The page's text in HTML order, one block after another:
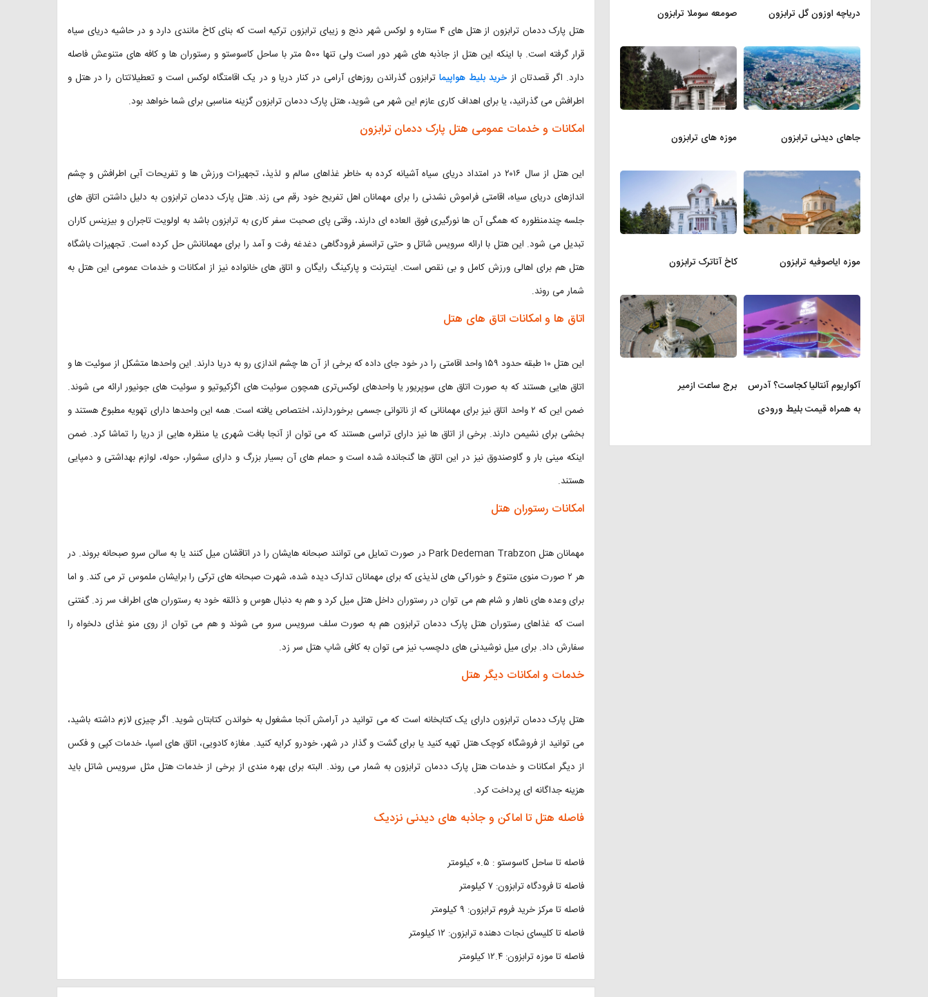
هتل پارک ددمان ترابزون از هتل های ۴ ستاره و لوکس شهر دنج و زیبای ترابزون ترکیه است که بنای کاخ مانندی دارد و در حاشیه دریای سیاه
قرار گرفته است. با اینکه این هتل از جاذبه های شهر دور است ولی تنها ۵۰۰ متر با ساحل کاسوستو و رستوران ها و کافه های متنوعش فاصله
دارد. اگر قصدتان از خرید بلیط هواپیماترابزون گذراندن روزهای آرامی در کنار دریا و در یک اقامتگاه لوکس است و تعطیلاتتان را در هتل و
اطرافش می گذرانید، یا برای اهداف کاری عازم این شهر می شوید،‌ هتل پارک ددمان ترابزون گزینه مناسبی برای شما خواهد بود.
امکانات و خدمات عمومی هتل پارک ددمان ترابزون
این هتل از سال ۲۰۱۶ در امتداد دریای سیاه آشیانه کرده به خاطر غذاهای سالم و لذیذ، تجهیزات ورزش ها و تفریحات آبی اطرافش و چشم
اندازهای دریای سیاه، اقامتی فراموش نشدنی را برای مهمانان اهل تفریح خود رقم می زند. هتل پارک ددمان ترابزون به دلیل داشتن اتاق های
جلسه چندمنظوره که همگی آن ها نورگیری فوق العاده ای دارند، وقتی پای صحبت سفر کاری به ترابزون باشد به اولویت تاجران و بیزینس کاران
تبدیل می شود. این هتل با ارائه سرویس شاتل و حتی ترانسفر فرودگاهی دغدغه رفت و آمد را برای مهمانانش حل کرده است. تجهیزات باشگاه
هتل هم برای اهالی ورزش کامل و بی نقص است. اینترنت و پارکینگ رایگان و اتاق های خانواده نیز از امکانات و خدمات عمومی این هتل به
شمار می روند.
اتاق ها و امکانات اتاق های هتل
این هتل ۱۰ طبقه حدود ۱۵۹ واحد اقامتی را در خود جای داده که برخی از آن ها چشم اندازی رو به دریا دارند. این واحدها متشکل از سوئیت ها و
اتاق هایی هستند که به صورت اتاق های سوپریور یا واحدهای لوکس‌تری همچون سوئیت های اگزکیوتیو و سوئیت های جونیور ارائه می شوند.
ضمن این که ۲ واحد اتاق نیز برای مهمانانی که از ناتوانی جسمی برخوردارند، اختصاص یافته است. همه این واحدها دارای تهویه مطبوع هستند و
بخشی برای نشیمن دارند. برخی از اتاق ها نیز دارای تراسی هستند که می توان از آنجا بافت شهری یا منظره هایی از دریا را تماشا کرد. ضمن
اینکه مینی بار و گاوصندوق نیز در این اتاق ها گنجانده شده است و حمام های آن بسیار بزرگ و دارای سشوار، حوله، لوازم بهداشتی و دمپایی
هستند.
امکانات رستوران هتل
مهمانان هتل Park Dedeman Trabzon در صورت تمایل می توانند صبحانه هایشان را در اتاقشان میل کنند یا به سالن سرو صبحانه بروند. در
هر ۲ صورت منوی متنوع و خوراکی های لذیذی که برای مهمانان تدارک دیده شده، شهرت صبحانه های ترکی را برایشان ملموس تر می کند. و اما
برای وعده های ناهار و شام هم می توان در رستوران داخل هتل میل کرد و هم به دنبال هوس و ذائقه خود به رستوران های اطراف سر زد. گفتنی
است که غذاهای رستوران هتل پارک ددمان ترابزون هم به صورت سلف سرویس سرو می شوند و هم می توان از روی منو غذای دلخواه را
سفارش داد. برای میل نوشیدنی های دلچسب نیز می توان به کافی شاپ هتل سر زد.
خدمات و امکانات دیگر هتل
هتل پارک ددمان ترابزون دارای یک کتابخانه است که می توانید در آرامش آنجا مشغول به خواندن کتابتان شوید. اگر چیزی لازم داشته باشید،
می توانید از فروشگاه کوچک هتل تهیه کنید یا برای گشت و گذار در شهر، خودرو کرایه کنید. مغازه کادویی، اتاق های اسپا، خدمات کپی و فکس
از دیگر امکانات و خدمات هتل پارک ددمان ترابزون به شمار می روند. البته برای بهره مندی از برخی از خدمات هتل مثل سرویس شاتل باید
هزینه جداگانه ای پرداخت کرد.
فاصله هتل تا اماکن و جاذبه های دیدنی نزدیک
فاصله تا ساحل کاسوستو : ۰.۵ کیلومتر
فاصله تا فرودگاه ترابزون:‌ ۷ کیلومتر
فاصله تا مرکز خرید فروم ترابزون: ۹ کیلومتر
فاصله تا کلیسای نجات دهنده ترابزون: ۱۲ کیلومتر
فاصله تا موزه ترابزون: ۱۲.۴ کیلومتر
دریاچه اوزون گل ترابزون صومعه سوملا ترابزون
جاهای دیدنی ترابزون موزه های ترابزون
موزه ایاصوفیه ترابزون کاخ آتاترک ترابزون
آکواریوم آنتالیا کجاست؟ آدرس
به همراه قیمت بلیط ورودی
برج ساعت ازمیر